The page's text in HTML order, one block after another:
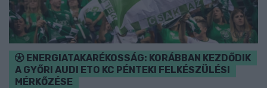
ENERGIATAKARÉKOSSÁG: KORÁBBAN KEZDŐDIK
A GYŐRI AUDI ETO KC PÉNTEKI FELKÉSZÜLÉSI
MÉRKŐZÉSE